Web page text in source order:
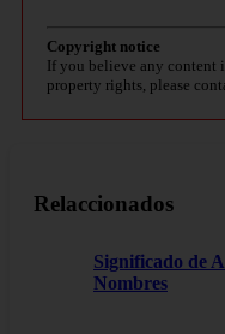
Copyright notice
If you believe any content
property rights, please
Relaccionados
Significado de
Nombres